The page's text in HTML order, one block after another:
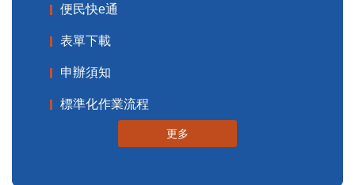
便民快e通
表單下載
申辦須知
標準化作業流程
更多